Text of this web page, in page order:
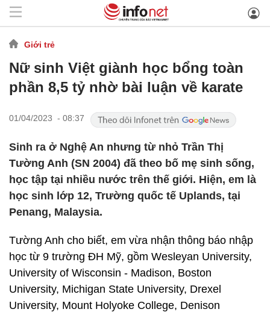
Giới trẻ
Nữ sinh Việt giành học bổng toàn
phần 8,5 tỷ nhờ bài luận về karate
01/04/2023 - 08:37
Sinh ra ở Nghệ An nhưng từ nhỏ Trần Thị
Tường Anh (SN 2004) đã theo bố mẹ sinh sống,
học tập tại nhiều nước trên thế giới. Hiện, em là
học sinh lớp 12, Trường quốc tế Uplands, tại
Penang, Malaysia.
Tường Anh cho biết, em vừa nhận thông báo nhập
học từ 9 trường ĐH Mỹ, gồm Wesleyan University,
University of Wisconsin - Madison, Boston
University, Michigan State University, Drexel
University, Mount Holyoke College, Denison